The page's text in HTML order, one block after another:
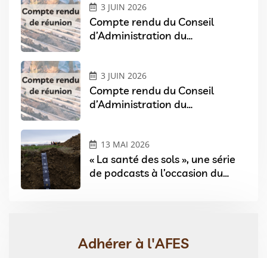
3 JUIN 2026
Compte rendu du Conseil
d’Administration du
3 JUIN 2026
Compte rendu du Conseil
d’Administration du
13 MAI 2026
« La santé des sols », une série
de podcasts à l’occasion du
Adhérer à l'AFES